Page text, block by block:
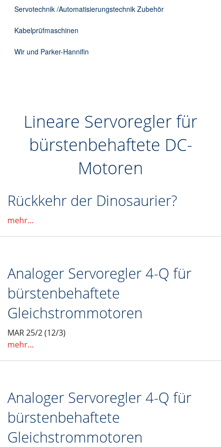
Servotechnik /Automatisierungstechnik Zubehör
Kabelprüfmaschinen
Wir und Parker-Hannifin
Lineare Servoregler für
bürstenbehaftete DC-
Motoren
Rückkehr der Dinosaurier?
mehr...
Analoger Servoregler 4-Q für
bürstenbehaftete
Gleichstrommotoren
MAR 25/2 (12/3)
mehr...
Analoger Servoregler 4-Q für
bürstenbehaftete
Gleichstrommotoren